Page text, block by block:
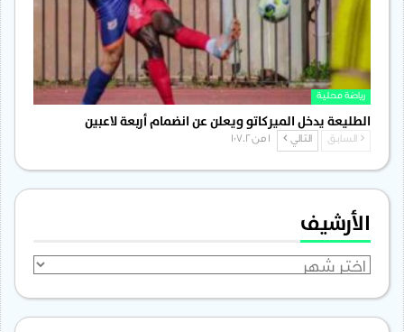
رياضة محلية
الطليعة يدخل الميركاتو ويعلن عن انضمام أربعة لاعبين
السابق التالي
الأرشيف
الأرشيف